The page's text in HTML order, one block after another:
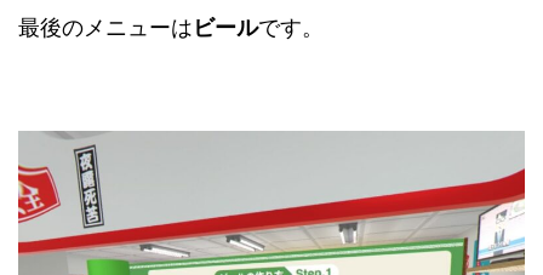
最後のメニューはビールです。